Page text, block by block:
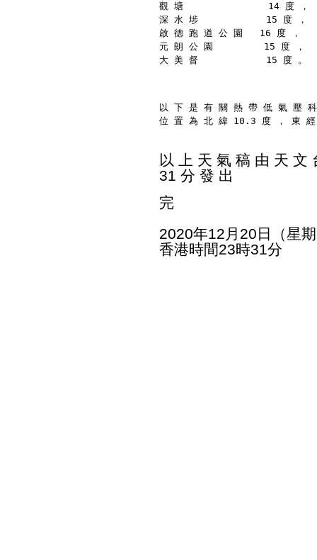
觀 塘               14 度 ，
深 水 埗            15 度 ，
啟 德 跑 道 公 園   16 度 ，
元 朗 公 園         15 度 ，
大 美 督            15 度 。
以 下 是 有 關 熱 帶 低 氣 壓
位 置 為 北 緯 10.3 度 ， 東
以 上 天 氣 稿 由 天 文
31 分 發 出
完
2020年12月20日（星
香港時間23時31分